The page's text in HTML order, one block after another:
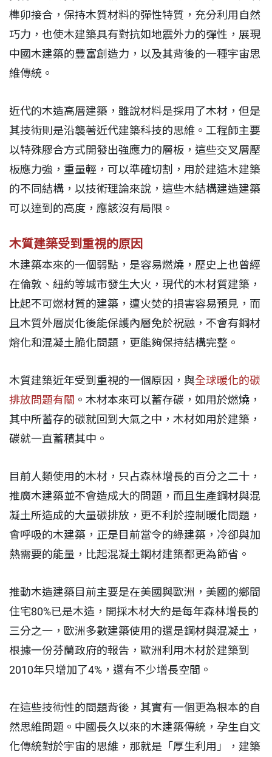
榫卯接合，保持木質材料的彈性特質，充分利用自然
巧力，也使木建築具有對抗如地震外力的彈性，展現
中國木建築的豐富創造力，以及其背後的一種宇宙思
維傳統。
近代的木造高層建築，雖說材料是採用了木材，但是
其技術則是沿襲著近代建築科技的思維。工程師主要
以特殊膠合方式開發出強應力的層板，這些交叉層壓
板應力強，重量輕，可以準確切割，用於建造木建築
的不同結構，以技術理論來說，這些木結構建造建築
可以達到的高度，應該沒有局限。
木質建築受到重視的原因
木建築本來的一個弱點，是容易燃燒，歷史上也曾經
在倫敦、紐約等城市發生大火，現代的木材質建築，
比起不可燃材質的建築，遭火焚的損害容易預見，而
且木質外層炭化後能保護內層免於祝融，不會有鋼材
熔化和混凝土脆化問題，更能夠保持結構完整。
木質建築近年受到重視的一個原因，與全球暖化的碳
排放問題有關 。木材本來可以蓄存碳，如用於燃燒，
其中所蓄存的碳就回到大氣之中，木材如用於建築，
碳就一直蓄積其中。
目前人類使用的木材，只占森林增長的百分之二十，
推廣木建築並不會造成大的問題，而且生產鋼材與混
凝土所造成的大量碳排放，更不利於控制暖化問題，
會呼吸的木建築，正是目前當令的綠建築，冷卻與加
熱需要的能量，比起混凝土鋼材建築都更為節省。
推動木造建築目前主要是在美國與歐洲，美國的鄉間
住宅80%已是木造，開採木材大約是每年森林增長的
三分之一，歐洲多數建築使用的還是鋼材與混凝土，
根據一份芬蘭政府的報告，歐洲利用木材於建築到
2010年只增加了4%，還有不少增長空間。
在這些技術性的問題背後，其實有一個更為根本的自
然思維問題。中國長久以來的木建築傳統，孕生自文
化傳統對於宇宙的思維，那就是「厚生利用」，建築